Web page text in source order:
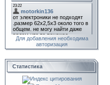
Для добавления необходима
авторизация
Статистика